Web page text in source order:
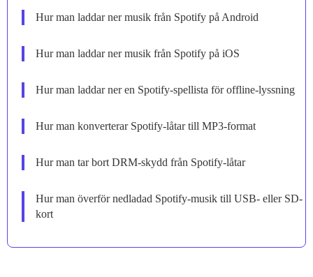
Hur man laddar ner musik från Spotify på Android
Hur man laddar ner musik från Spotify på iOS
Hur man laddar ner en Spotify-spellista för offline-lyssning
Hur man konverterar Spotify-låtar till MP3-format
Hur man tar bort DRM-skydd från Spotify-låtar
Hur man överför nedladad Spotify-musik till USB- eller SD-
kort